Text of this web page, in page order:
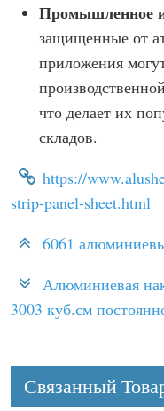
Промышленное
защищенные от
приложения
что делает их
складов.
https://
strip-panel-sheet.html
6061
Алюминиевая
3003 куб.см
Связанный